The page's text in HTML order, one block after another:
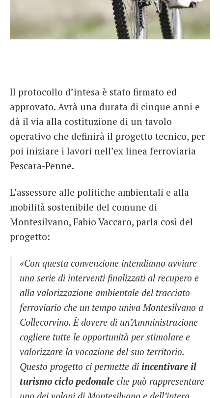
Il protocollo d’intesa è stato firmato ed
approvato. Avrà una durata di cinque anni e
dà il via alla costituzione di un tavolo
operativo che definirà il progetto tecnico, per
poi iniziare i lavori nell’ex linea ferroviaria
Pescara-Penne.
L’assessore alle politiche ambientali e alla
mobilità sostenibile del comune di
Montesilvano, Fabio Vaccaro, parla così del
progetto:
«Con questa convenzione intendiamo avviare
una serie di interventi finalizzati al recupero e
alla valorizzazione ambientale del tracciato
ferroviario che un tempo univa Montesilvano a
Collecorvino. È dovere di un’Amministrazione
cogliere tutte le opportunità per stimolare e
valorizzare la vocazione del suo territorio.
Questo progetto ci permette di incentivare il
turismo ciclo pedonale che può rappresentare